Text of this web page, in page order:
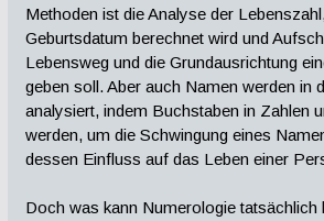
Methoden ist die Analyse der
Geburtsdatum berechnet wird und
Lebensweg und die Grundausrichtung
geben soll. Aber auch Namen werden in
analysiert, indem Buchstaben in Zahlen
werden, um die Schwingung eines
dessen Einfluss auf das Leben einer
Doch was kann Numerologie tatsächlich